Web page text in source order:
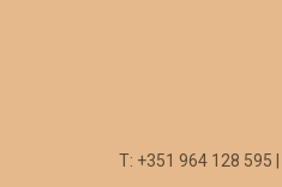
T: +351 964 128 595